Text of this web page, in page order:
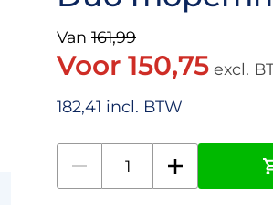
Van 161,99
Voor 150,75 excl.
182,41 incl. BTW